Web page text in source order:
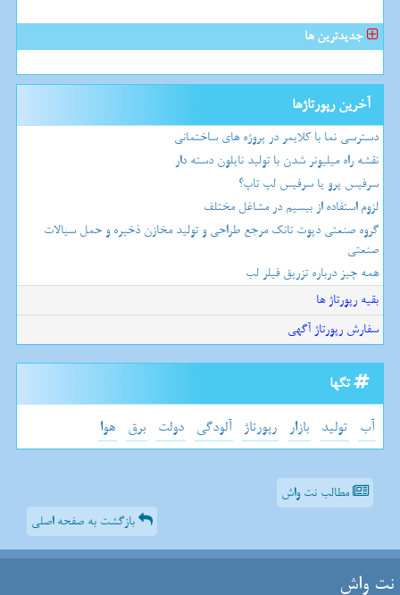
جدیدترین ها
آخرین رپورتاژها
دسترسی نما با کلایمر در پروژه های ساختمانی
نقشه راه میلیونر شدن با تولید نایلون دسته دار
سرفیس پرو یا سرفیس لپ تاپ؟
لزوم استفاده از بیسیم در مشاغل مختلف
گروه صنعتی دپوت تانک مرجع طراحی و تولید مخازن ذخیره و حمل سیالات
صنعتی
همه چیز درباره تزریق فیلر لب
بقیه رپورتاژ ها
سفارش رپورتاژ آگهی
تگها
آب تولید بازار رپورتاژ آلودگی دولت برق هوا
مطالب نت واش
بازگشت به صفحه اصلی
نت واش